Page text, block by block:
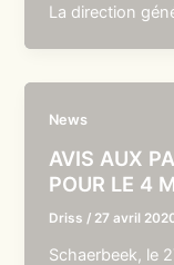
La direction
News
AVIS AUX
POUR LE 4
Driss / 27 avril
Schaerbeek, le